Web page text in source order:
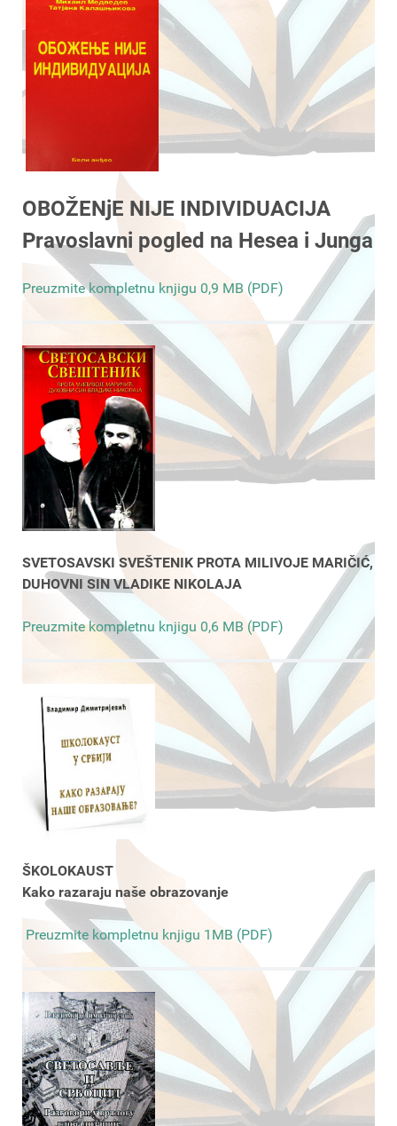
OBOŽENjE NIJE INDIVIDUACIJA
Pravoslavni pogled na Hesea i Junga
Preuzmite kompletnu knjigu 0,9 MB (PDF)
SVETOSAVSKI SVEŠTENIK PROTA MILIVOJE MARIČIĆ,
DUHOVNI SIN VLADIKE NIKOLAJA
Preuzmite kompletnu knjigu 0,6 MB (PDF)
ŠKOLOKAUST
Kako razaraju naše obrazovanje
Preuzmite kompletnu knjigu 1MB (PDF)